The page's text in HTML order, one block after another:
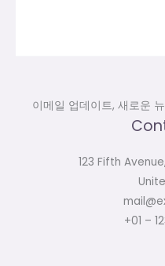
이메일 업데이트, 새로운
123 Fifth
+01 –